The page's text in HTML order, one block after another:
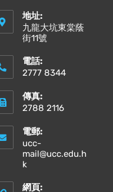
地址:
九龍大坑東棠蔭
街11號
電話:
2777 8344
傳真:
2788 2116
電郵:
ucc-
mail@ucc.edu.h
k
網頁: